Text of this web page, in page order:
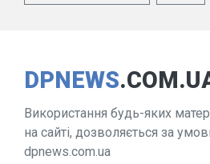
DPNEWS
Використання будь-яких
на сайті, дозволяється за
dpnews.com.ua